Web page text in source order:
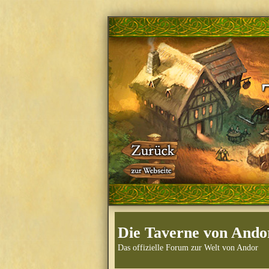
Die Taverne von
Das offizielle Forum zur Welt von Andor